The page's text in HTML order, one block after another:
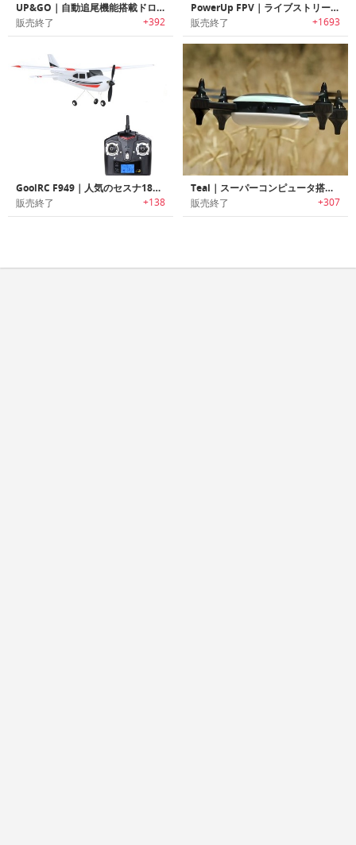
UP&GO｜自動追尾機能搭載ドローン「アップアンドゴー」
販売終了 +392
PowerUp FPV｜ライブストリームを実現する紙飛行機ドローン「パワーアップFPV」
販売終了 +1693
GoolRC F949｜人気のセスナ182をリアルに再現したRCドローン「
販売終了 +138
Teal｜スーパーコンピュータ搭載ドローン「ティール」
販売終了 +307